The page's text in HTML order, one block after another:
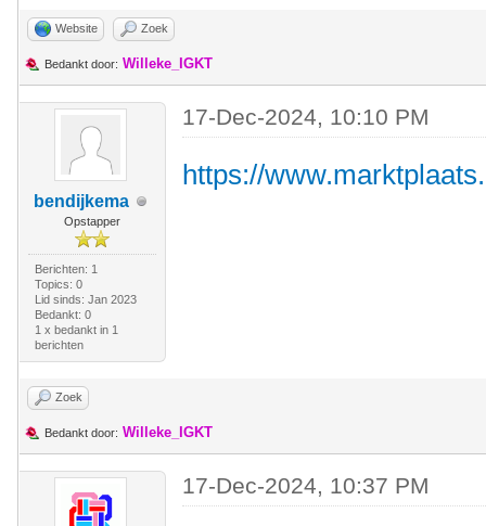
Website Zoek
Bedankt door: Willeke_IGKT
bendijkema
Opstapper
Berichten: 1
Topics: 0
Lid sinds: Jan 2023
Bedankt: 0
1 x bedankt in 1
berichten
17-Dec-2024, 10:10 PM
https://
Zoek
Bedankt door: Willeke_IGKT
17-Dec-2024, 10:37 PM